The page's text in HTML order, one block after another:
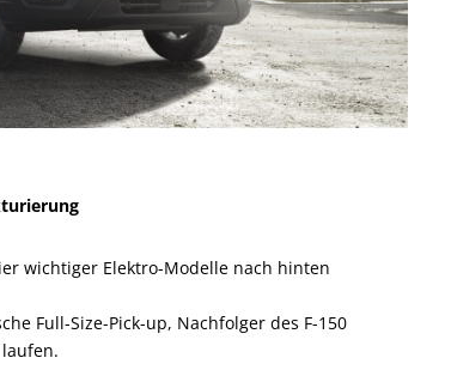
wichtiger Elektro-Modelle nach hinten
Full-Size-Pick-up, Nachfolger des F-150